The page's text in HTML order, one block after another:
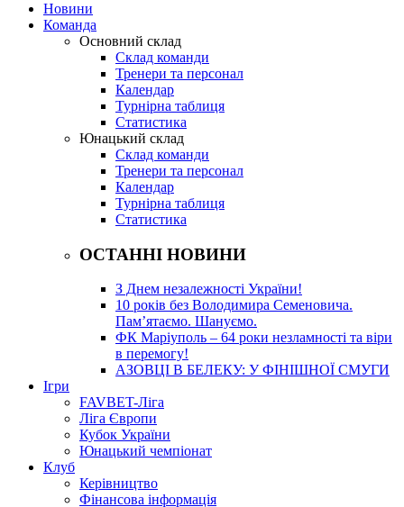
Новини
Команда
Основний склад
Склад команди
Тренери та персонал
Календар
Турнірна таблиця
Статистика
Юнацький склад
Склад команди
Тренери та персонал
Календар
Турнірна таблиця
Статистика
ОСТАННІ НОВИНИ
З Днем незалежності України!
10 років без Володимира Семеновича.
Пам’ятаємо. Шануємо.
ФК Маріуполь – 64 роки незламності та віри
в перемогу!
АЗОВЦІ В БЕЛЕКУ: У ФІНІШНОЇ СМУГИ
Ігри
FAVBET-Ліга
Ліга Європи
Кубок України
Юнацький чемпіонат
Клуб
Керівництво
Фінансова інформація